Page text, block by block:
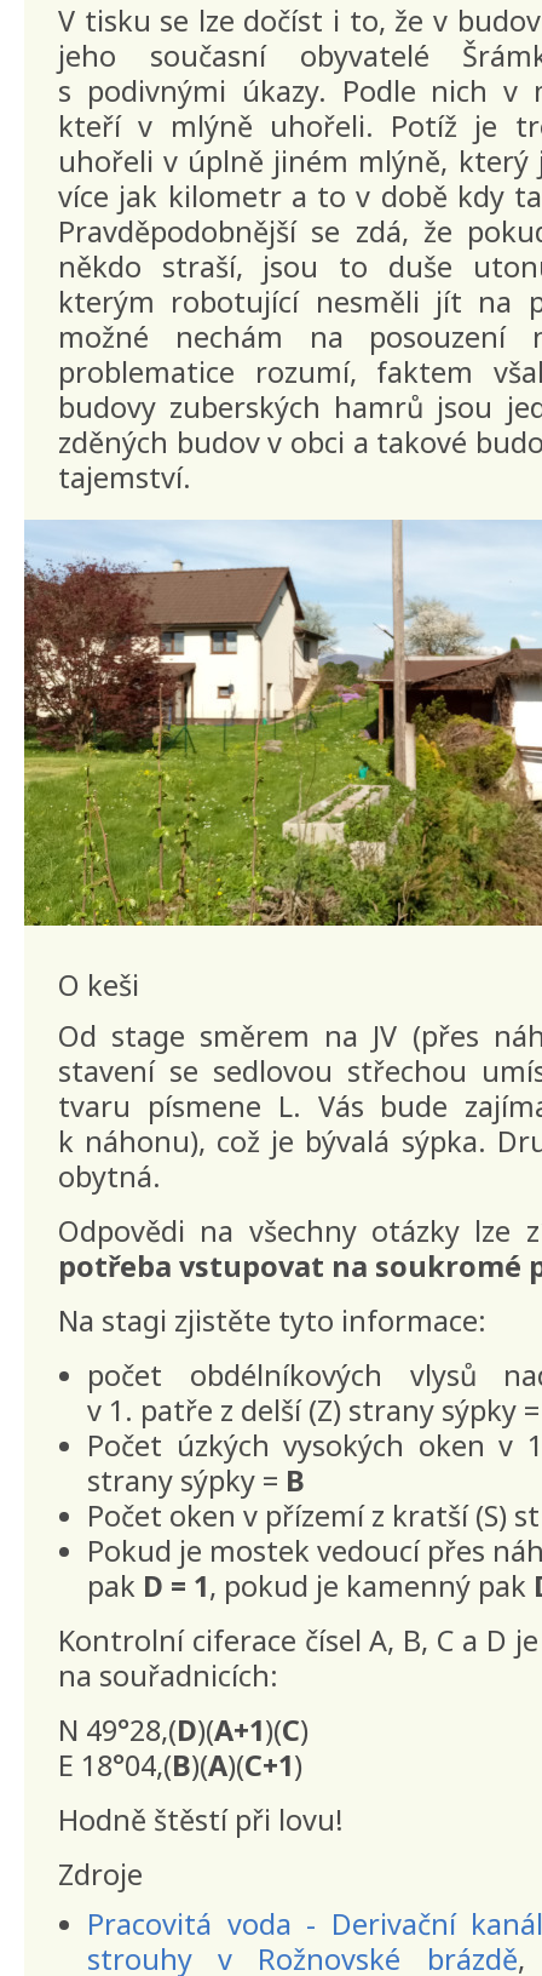
V tisku se lze dočíst i to, že v
jeho současní obyvatelé
s podivnými úkazy. Podle nich v
kteří v mlýně uhořeli. Potíž je
uhořeli v úplně jiném mlýně, který
více jak kilometr a to v době kdy
Pravděpodobnější se zdá, že
někdo straší, jsou to duše
kterým robotující nesměli jít na
možné nechám na posouzení
problematice rozumí, faktem
budovy zuberských hamrů jsou
zděných budov v obci a takové
tajemství.
O keši
Od stage směrem na JV (přes
stavení se sedlovou střechou
tvaru písmene L. Vás bude
k náhonu), což je bývalá sýpka.
obytná.
Odpovědi na všechny otázky lze
potřeba vstupovat na soukromé
Na stagi zjistěte tyto informace:
počet obdélníkových vlysů
v 1. patře z delší (Z) strany sýpky
Počet úzkých vysokých oken v
strany sýpky = B
Počet oken v přízemí z kratší (S)
Pokud je mostek vedoucí přes
pak D = 1, pokud je kamenný pak
Kontrolní ciferace čísel A, B, C a D
na souřadnicích:
N 49°28,(D)(A+1)(C)
E 18°04,(B)(A)(C+1)
Hodně štěstí při lovu!
Zdroje
Pracovitá voda - Derivační
strouhy v Rožnovské brázdě,